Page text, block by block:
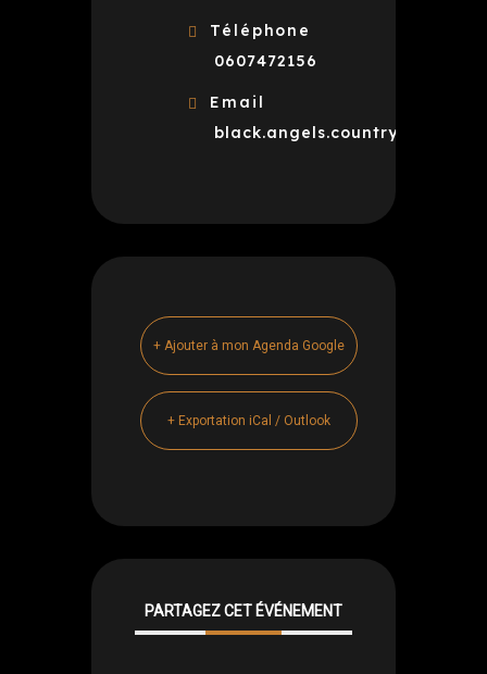
Téléphone
0607472156
Email
+ Ajouter à mon Agenda Google
+ Exportation iCal / Outlook
PARTAGEZ CET ÉVÉNEMENT